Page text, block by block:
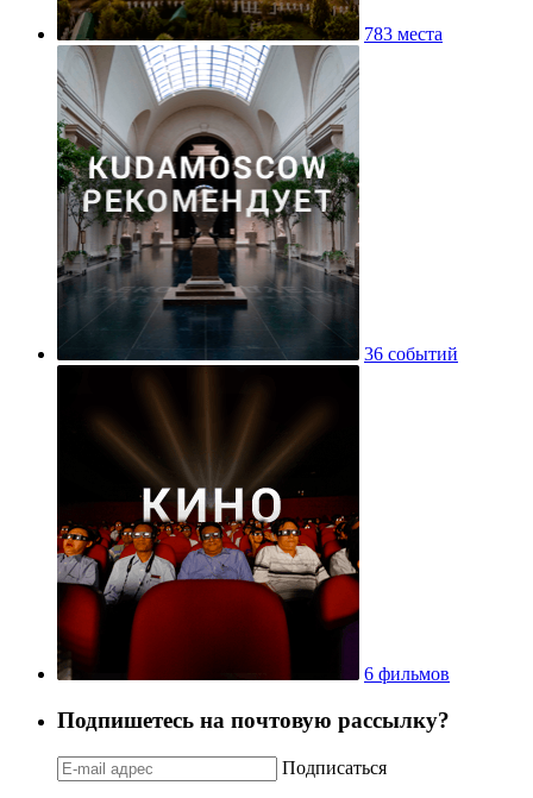
783 места
36 событий
6 фильмов
Подпишетесь на почтовую рассылку?
Подписаться